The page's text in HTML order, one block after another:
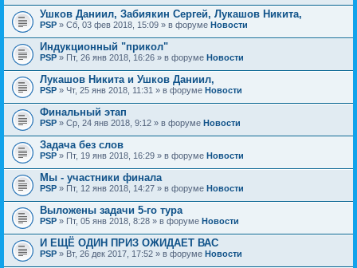
Ушков Даниил, Забиякин Сергей, Лукашов Никита,
PSP » Сб, 03 фев 2018, 15:09 » в форуме Новости
Индукционный "прикол"
PSP » Пт, 26 янв 2018, 16:26 » в форуме Новости
Лукашов Никита и Ушков Даниил,
PSP » Чт, 25 янв 2018, 11:31 » в форуме Новости
Финальный этап
PSP » Ср, 24 янв 2018, 9:12 » в форуме Новости
Задача без слов
PSP » Пт, 19 янв 2018, 16:29 » в форуме Новости
Мы - участники финала
PSP » Пт, 12 янв 2018, 14:27 » в форуме Новости
Выложены задачи 5-го тура
PSP » Пт, 05 янв 2018, 8:28 » в форуме Новости
И ЕЩЁ ОДИН ПРИЗ ОЖИДАЕТ ВАС
PSP » Вт, 26 дек 2017, 17:52 » в форуме Новости